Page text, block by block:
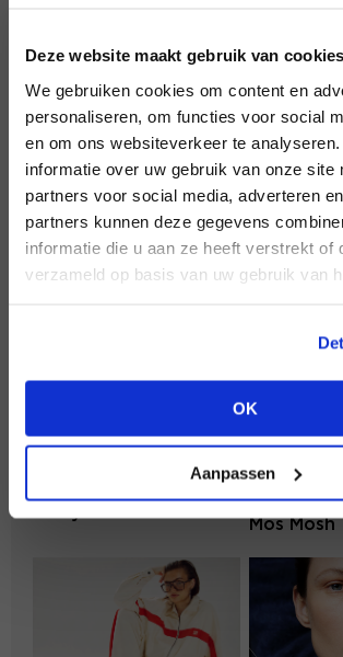
Deze website maakt gebruik van cookies
We gebruiken cookies om content en
personaliseren, om functies voor social
en om ons websiteverkeer te
informatie over uw gebruik van onze site
partners voor social media, adverteren
partners kunnen deze gegevens
informatie die u aan ze heeft verstrekt of
verzameld op basis van uw gebruik van
OK
Aanpassen
LOGIN
Password
LOGIN
NO ACCOUNT YET?
DON’T HAVE AN
YET?
view the other
VIEW ALL OPTIONS
PENN&INK N.Y
BRAND
Second
BRAND
BRAND
Mos Mosh